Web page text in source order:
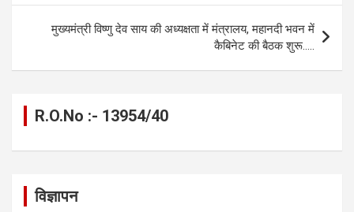
k
p
मुख्यमंत्री विष्णु देव साय की अध्यक्षता में मंत्रालय, महानदी भवन में
कैबिनेट की बैठक शुरू…..
R.O.No :- 13954/40
विज्ञापन